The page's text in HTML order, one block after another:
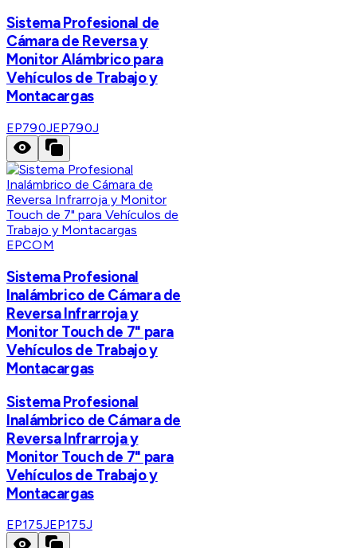
Sistema Profesional de
Cámara de Reversa y
Monitor Alámbrico para
Vehículos de Trabajo y
Montacargas
EP790JEP790J
EPCOM
Sistema Profesional
Inalámbrico de Cámara de
Reversa Infrarroja y
Monitor Touch de 7" para
Vehículos de Trabajo y
Montacargas
Sistema Profesional
Inalámbrico de Cámara de
Reversa Infrarroja y
Monitor Touch de 7" para
Vehículos de Trabajo y
Montacargas
EP175JEP175J